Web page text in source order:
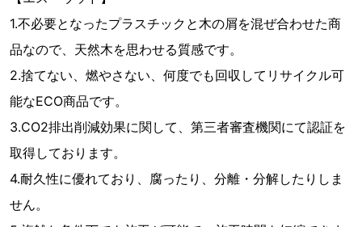
1.不必要となったプラスチックと木の屑を混ぜ合わせた商
品なので、天然木を思わせる質感です。
2.捨てない、燃やさない、何度でも回収してリサイクル可
能なECO商品です。
3.CO2排出削減効果に関して、第三者審査機関にて認証を
取得しております。
4.耐久性に優れており、腐ったり、分離・分解したりしま
せん。